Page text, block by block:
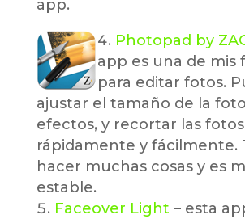
app.
Photopad by
app es una de mis
para editar fotos.
ajustar el tamaño de la
efectos, y recortar las
rápidamente y fácilmente.
hacer muchas cosas y es
estable.
Faceover Light – esta